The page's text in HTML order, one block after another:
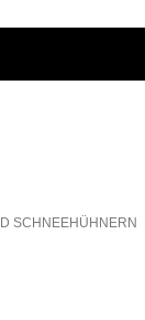
SCHNEEHÜHNERN